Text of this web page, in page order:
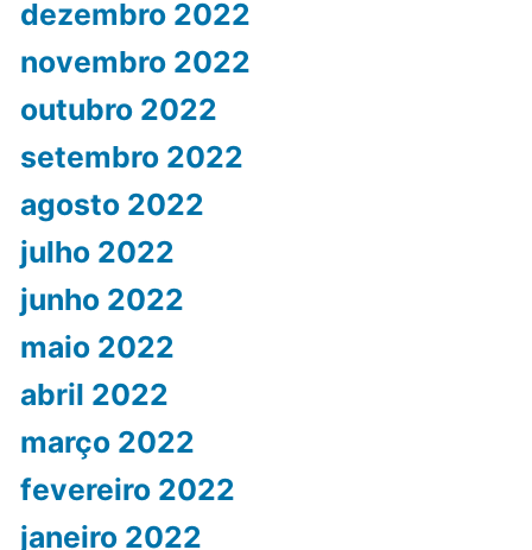
dezembro 2022
novembro 2022
outubro 2022
setembro 2022
agosto 2022
julho 2022
junho 2022
maio 2022
abril 2022
março 2022
fevereiro 2022
janeiro 2022